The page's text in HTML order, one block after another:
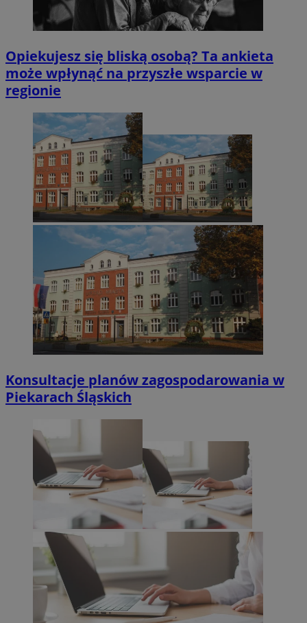
Opiekujesz się bliską osobą? Ta ankieta
może wpłynąć na przyszłe wsparcie w
regionie
Konsultacje planów zagospodarowania w
Piekarach Śląskich